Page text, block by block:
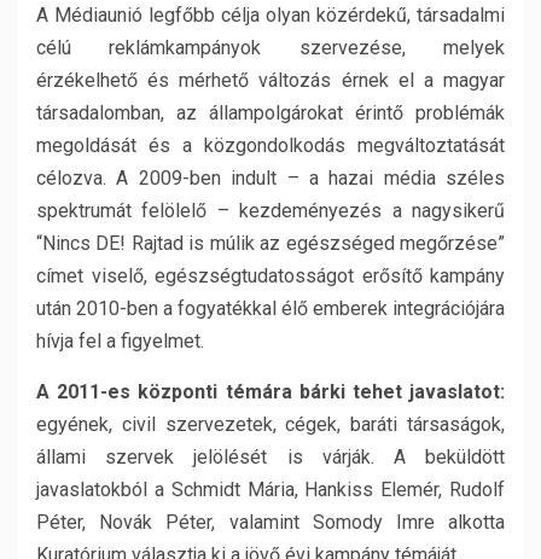
A Médiaunió legfőbb célja olyan közérdekű, társadalmi
célú reklámkampányok szervezése, melyek
érzékelhető és mérhető változás érnek el a magyar
társadalomban, az állampolgárokat érintő problémák
megoldását és a közgondolkodás megváltoztatását
célozva. A 2009-ben indult – a hazai média széles
spektrumát felölelő – kezdeményezés a nagysikerű
“Nincs DE! Rajtad is múlik az egészséged megőrzése”
címet viselő, egészségtudatosságot erősítő kampány
után 2010-ben a fogyatékkal élő emberek integrációjára
hívja fel a figyelmet.
A 2011-es központi témára bárki tehet javaslatot:
egyének, civil szervezetek, cégek, baráti társaságok,
állami szervek jelölését is várják. A beküldött
javaslatokból a Schmidt Mária, Hankiss Elemér, Rudolf
Péter, Novák Péter, valamint Somody Imre alkotta